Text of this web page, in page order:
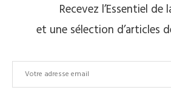
Recevez l’Essentiel de
et une sélection d’articles